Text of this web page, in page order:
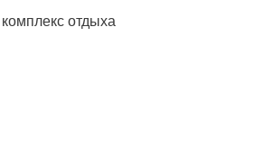
отдыха